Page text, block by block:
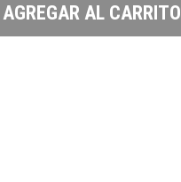
AGREGAR AL CARRITO